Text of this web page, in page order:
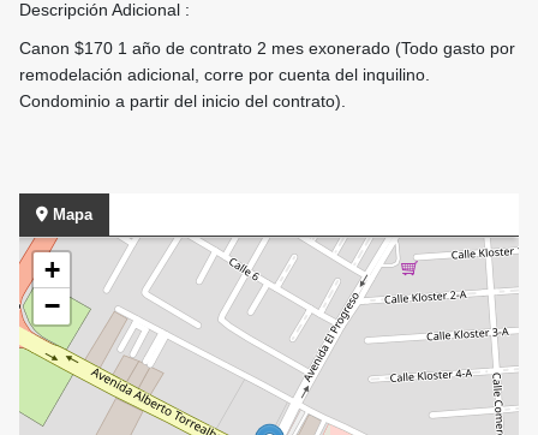
Descripción Adicional :
Canon $170 1 año de contrato 2 mes exonerado (Todo gasto por
remodelación adicional, corre por cuenta del inquilino.
Condominio a partir del inicio del contrato).
Mapa
+
−